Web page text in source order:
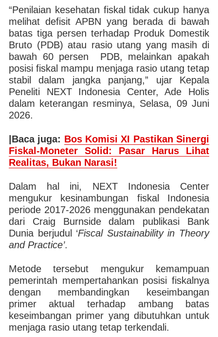
“Penilaian kesehatan fiskal tidak cukup hanya
melihat defisit APBN yang berada di bawah
batas tiga persen terhadap Produk Domestik
Bruto (PDB) atau rasio utang yang masih di
bawah 60 persen PDB, melainkan apakah
posisi fiskal mampu menjaga rasio utang tetap
stabil dalam jangka panjang,” ujar Kepala
Peneliti NEXT Indonesia Center, Ade Holis
dalam keterangan resminya, Selasa, 09 Juni
2026.
|Baca juga: Bos Komisi XI Pastikan Sinergi
Fiskal-Moneter Solid: Pasar Harus Lihat
Realitas, Bukan Narasi!
Dalam hal ini, NEXT Indonesia Center
mengukur kesinambungan fiskal Indonesia
periode 2017-2026 menggunakan pendekatan
dari Craig Burnside dalam publikasi Bank
Dunia berjudul ‘Fiscal Sustainability in Theory
and Practice’.
Metode tersebut mengukur kemampuan
pemerintah mempertahankan posisi fiskalnya
dengan membandingkan keseimbangan
primer aktual terhadap ambang batas
keseimbangan primer yang dibutuhkan untuk
menjaga rasio utang tetap terkendali.